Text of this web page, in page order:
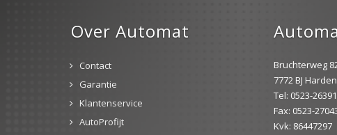
Over Automat
Contact
Garantie
Klantenservice
AutoProfijt
Bruchterweg
7772 BJ
Tel: 0523-
Fax: 0523-
Kvk: 86447297